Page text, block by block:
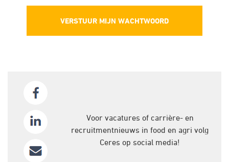
Voor vacatures of carrière- en
recruitmentnieuws in food en agri volg
Ceres op social media!